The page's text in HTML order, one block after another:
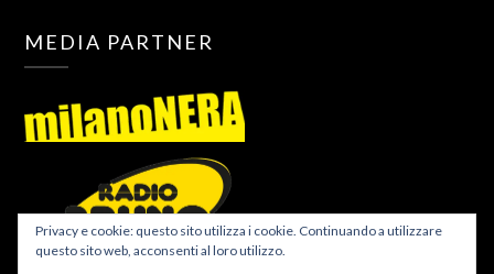
MEDIA PARTNER
Privacy e cookie: questo sito utilizza i cookie. Continuando a utilizzare
questo sito web, acconsenti al loro utilizzo.